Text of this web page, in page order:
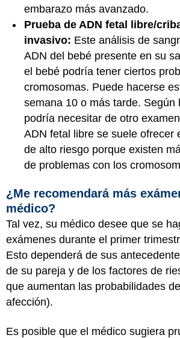
embarazo más avanzado.
Prueba de ADN fetal libre/
invasivo: Este análisis de
ADN del bebé presente en su
el bebé podría tener ciertos
cromosomas. Puede hacerse
semana 10 o más tarde. Según
podría necesitar de otro
ADN fetal libre se suele ofrecer
de alto riesgo porque existen
de problemas con los
¿Me recomendará más
médico?
Tal vez, su médico desee que se
exámenes durante el primer
Esto dependerá de sus
de su pareja y de los factores de
que aumentan las probabilidades
afección).
Es posible que el médico sugiera